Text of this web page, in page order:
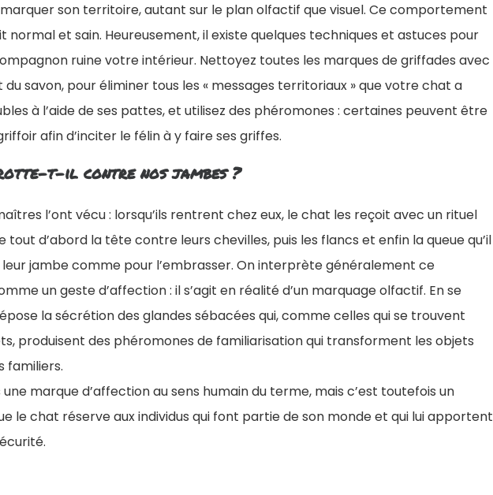
son territoire, autant sur le plan olfactif que visuel. Ce comportement
normal et sain. Heureusement, il existe quelques techniques et astuces pour
ruine votre intérieur. Nettoyez toutes les marques de griffades avec
du savon, pour éliminer tous les « messages territoriaux » que votre chat a
à l’aide de ses pattes, et utilisez des phéromones : certaines peuvent être
afin d’inciter le félin à y faire ses griffes.
t-il contre nos jambes ?
l’ont vécu : lorsqu’ils rentrent chez eux, le chat les reçoit avec un rituel
tout d’abord la tête contre leurs chevilles, puis les flancs et enfin la queue qu’il
jambe comme pour l’embrasser. On interprète généralement ce
un geste d’affection : il s’agit en réalité d’un marquage olfactif. En se
la sécrétion des glandes sébacées qui, comme celles qui se trouvent
produisent des phéromones de familiarisation qui transforment les objets
familiers.
une marque d’affection au sens humain du terme, mais c’est toutefois un
le chat réserve aux individus qui font partie de son monde et qui lui apportent